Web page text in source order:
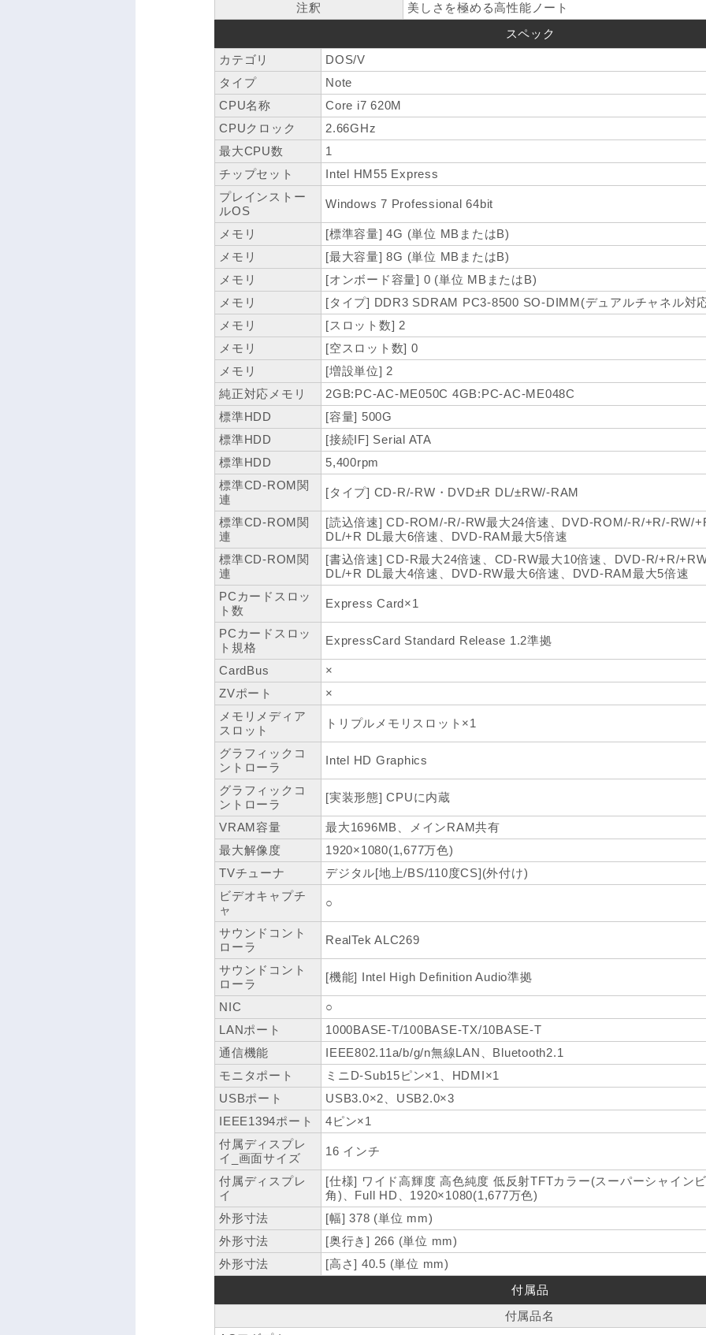
注釈
美しさを極める高性能ノート
スペック
カテゴリ
DOS/V
タイプ
Note
CPU名称
Core i7 620M
CPUクロック
2.66GHz
最大CPU数
1
チップセット
Intel HM55 Express
プレインストー
ルOS
Windows 7 Professional 64bit
メモリ
[標準容量] 4G (単位 MBまたはB)
メモリ
[最大容量] 8G (単位 MBまたはB)
メモリ
[オンボード容量] 0 (単位 MBまたはB)
メモリ
[タイプ] DDR3 SDRAM PC3-8500 SO-DIMM(デュアルチャネル対
メモリ
[スロット数] 2
メモリ
[空スロット数] 0
メモリ
[増設単位] 2
純正対応メモリ
2GB:PC-AC-ME050C 4GB:PC-AC-ME048C
標準HDD
[容量] 500G
標準HDD
[接続IF] Serial ATA
標準HDD
5,400rpm
標準CD-ROM関
連
[タイプ] CD-R/-RW・DVD±R DL/±RW/-RAM
標準CD-ROM関
連
[読込倍速] CD-ROM/-R/-RW最大24倍速、DVD-ROM/-R/+R/-RW/
DL/+R DL最大6倍速、DVD-RAM最大5倍速
標準CD-ROM関
連
[書込倍速] CD-R最大24倍速、CD-RW最大10倍速、DVD-R/+R/
DL/+R DL最大4倍速、DVD-RW最大6倍速、DVD-RAM最大5倍速
PCカードスロッ
ト数
Express Card×1
PCカードスロッ
ト規格
ExpressCard Standard Release 1.2準拠
CardBus
×
ZVポート
×
メモリメディア
スロット
トリプルメモリスロット×1
グラフィックコ
ントローラ
Intel HD Graphics
グラフィックコ
ントローラ
[実装形態] CPUに内蔵
VRAM容量
最大1696MB、メインRAM共有
最大解像度
1920×1080(1,677万色)
TVチューナ
デジタル[地上/BS/110度CS](外付け)
ビデオキャプチ
ャ
○
サウンドコント
ローラ
RealTek ALC269
サウンドコント
ローラ
[機能] Intel High Definition Audio準拠
NIC
○
LANポート
1000BASE-T/100BASE-TX/10BASE-T
通信機能
IEEE802.11a/b/g/n無線LAN、Bluetooth2.1
モニタポート
ミニD-Sub15ピン×1、HDMI×1
USBポート
USB3.0×2、USB2.0×3
IEEE1394ポート
4ピン×1
付属ディスプレ
イ_画面サイズ
16 インチ
付属ディスプレ
イ
[仕様] ワイド高輝度 高色純度 低反射TFTカラー(スーパーシャイン
角)、Full HD、1920×1080(1,677万色)
外形寸法
[幅] 378 (単位 mm)
外形寸法
[奥行き] 266 (単位 mm)
外形寸法
[高さ] 40.5 (単位 mm)
付属品
付属品名